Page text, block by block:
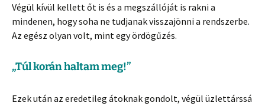
Végül kívül kellett őt is és a megszállóját is rakni a
mindenen, hogy soha ne tudjanak visszajönni a rendszerbe.
Az egész olyan volt, mint egy ördögűzés.
„Túl korán haltam meg!”
Ezek után az eredetileg átoknak gondolt, végül üzlettárssá